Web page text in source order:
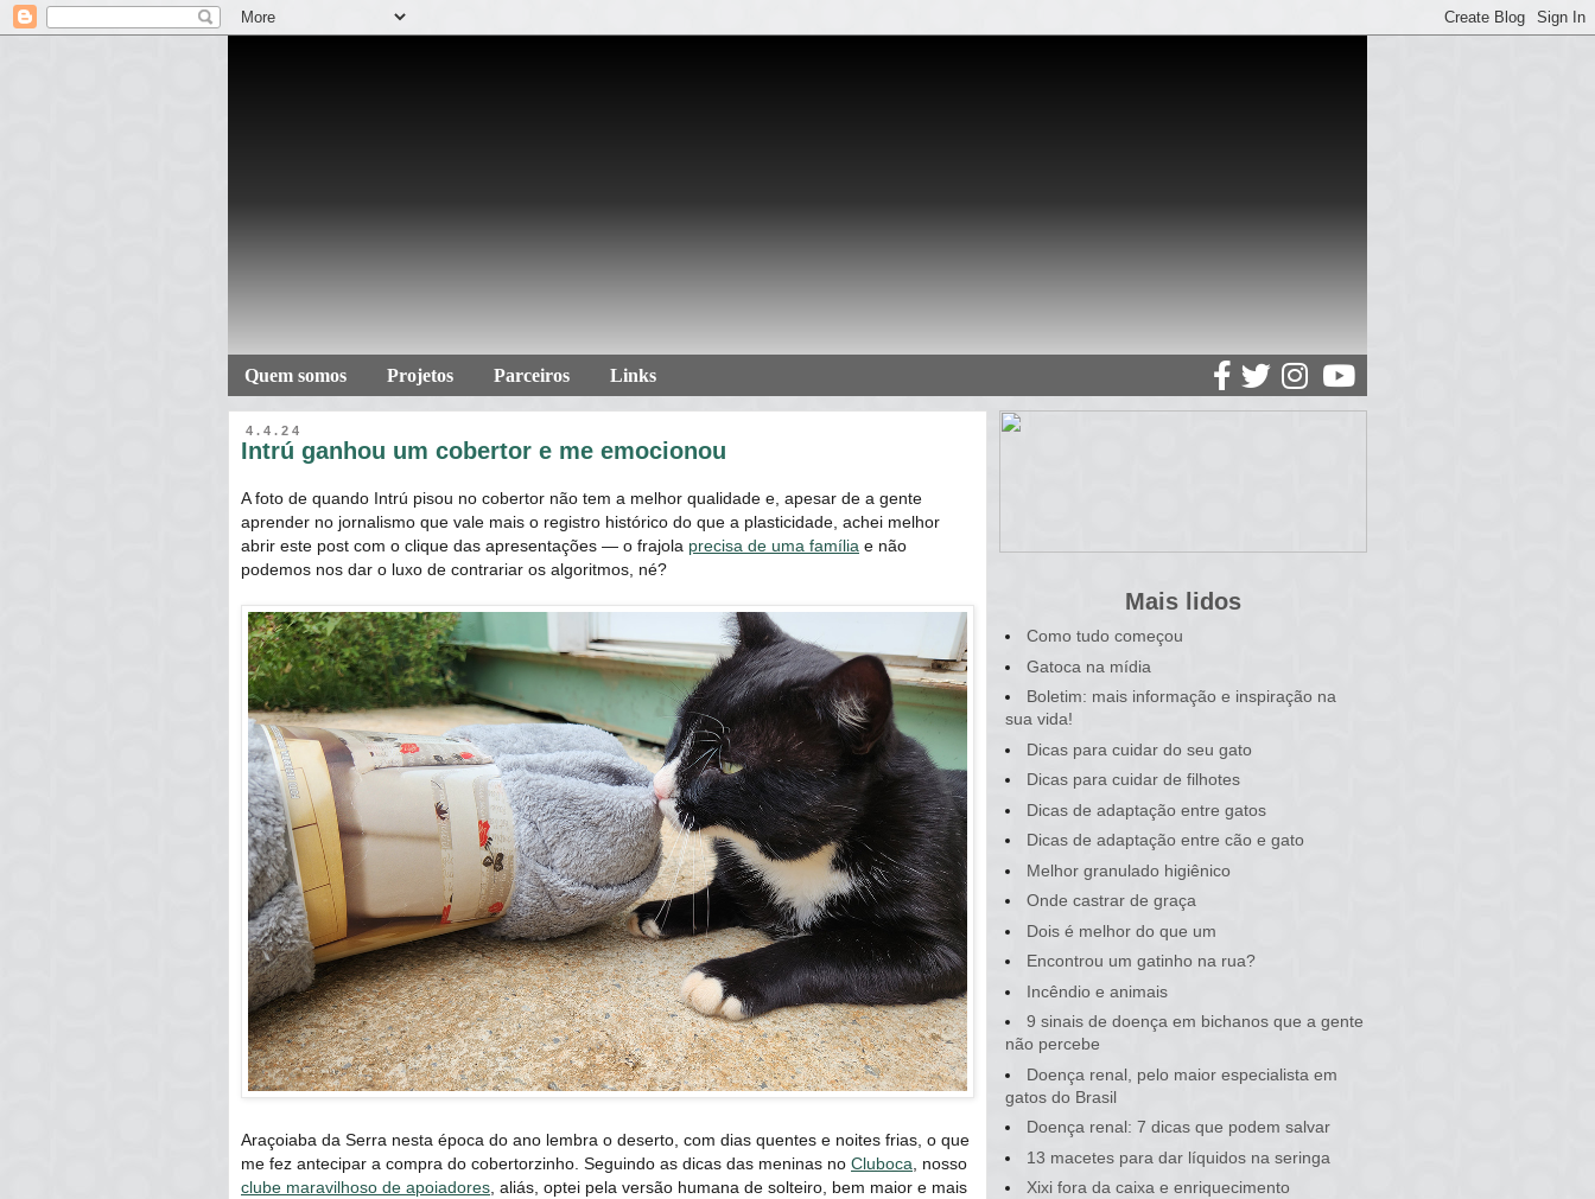
Quem somos Projetos Parceiros Links
4.4.24
Intrú ganhou um cobertor e me emocionou
A foto de quando Intrú pisou no cobertor não tem a melhor qualidade e, apesar de a gente
aprender no jornalismo que vale mais o registro histórico do que a plasticidade, achei melhor
abrir este post com o clique das apresentações ― o frajola precisa de uma família e não
podemos nos dar o luxo de contrariar os algoritmos, né?
Araçoiaba da Serra nesta época do ano lembra o deserto, com dias quentes e noites frias, o que
me fez antecipar a compra do cobertorzinho. Seguindo as dicas das meninas no Cluboca , nosso
clube maravilhoso de apoiadores , aliás, optei pela versão humana de solteiro, bem maior e mais
Mais lidos
Como tudo começou
Gatoca na mídia
Boletim: mais informação e inspiração na
sua vida!
Dicas para cuidar do seu gato
Dicas para cuidar de filhotes
Dicas de adaptação entre gatos
Dicas de adaptação entre cão e gato
Melhor granulado higiênico
Onde castrar de graça
Dois é melhor do que um
Encontrou um gatinho na rua?
Incêndio e animais
9 sinais de doença em bichanos que a gente
não percebe
Doença renal, pelo maior especialista em
gatos do Brasil
Doença renal: 7 dicas que podem salvar
13 macetes para dar líquidos na seringa
Xixi fora da caixa e enriquecimento